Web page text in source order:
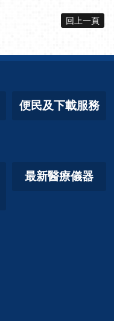
回上一頁
便民及下載服務
最新醫療儀器